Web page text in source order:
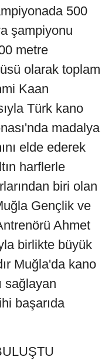
500
şampiyonu
metre
olarak toplam
Kaan
Türk kano
madalya
elde ederek
harflerle
biri olan
Gençlik ve
Ahmet
birlikte büyük
Muğla'da kano
sağlayan
başarıda